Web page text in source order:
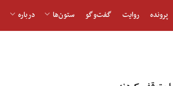
پرونده روایت گفت‌و‎گو ستون‌ها درباره